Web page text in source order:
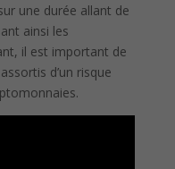
une durée allant de
ainsi les
il est important de
d’un risque